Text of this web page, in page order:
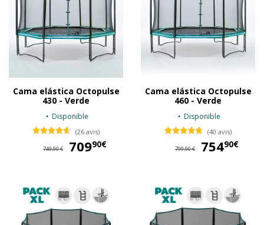
Cama elástica Octopulse
430 - Verde
Disponible
(26 avis)
749,90 € 70990€
Cama elástica Octopulse
460 - Verde
Disponible
(40 avis)
799,90 € 75490€